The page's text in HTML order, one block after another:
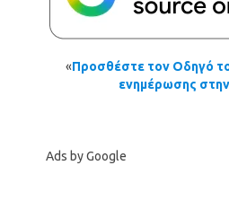
«Προσθέστε τον Οδηγό
ενημέρωσης
Ads by Google